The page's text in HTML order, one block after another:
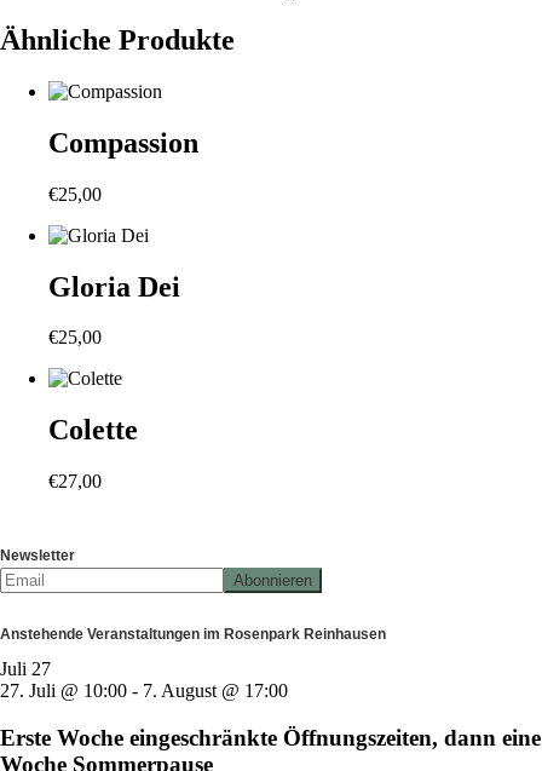
Ähnliche Produkte
Compassion
€25,00
Gloria Dei
€25,00
Colette
€27,00
Newsletter
Anstehende Veranstaltungen im Rosenpark Reinhausen
Juli 27
27. Juli @ 10:00 - 7. August @ 17:00
Erste Woche eingeschränkte Öffnungszeiten, dann eine
Woche Sommerpause